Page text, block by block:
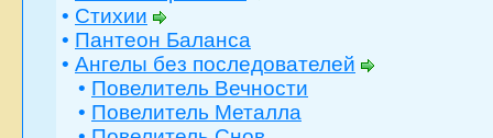
• Стихии
• Пантеон Баланса
• Ангелы без последователей
• Повелитель Вечности
• Повелитель Металла